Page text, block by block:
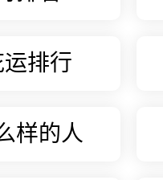
运排行
样的人